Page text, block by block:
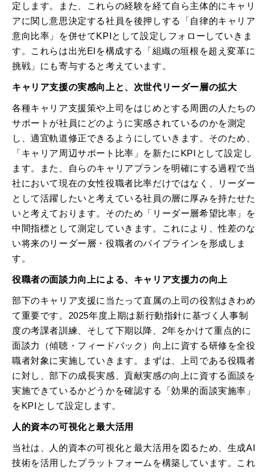
定します。また、これらの経験を経て自ら主体的にキャリ
アに関し意思決定する社員を後押しする「自律的キャリア
意向比率」を併せてKPIとして設定しフォローしていきま
す。これらは出光EIを構成する「組織の垣根を超え変革に
挑戦」にも寄与すると考えています。
キャリア支援の実感向上と、次世代リーダー層の拡大
各種キャリア支援策や上司をはじめとする周囲の人たちの
サポートが社員にどのように実感されているのかを測定
し、適宜軌道修正できるようにしていきます。そのため、
「キャリア周辺サポート比率」を新たにKPIとして設定し
ます。また、自らのキャリアプランを明確にする過程で当
社において現在の女性役職者比率だけではなく、リーダー
として活躍したいと考えている社員の層に厚みを持たせた
いと考えております。そのため「リーダー層希望比率」を
中間指標として測定していきます。これにより、性差のな
い将来のリーダー層・役職者のパイプラインを形成しま
す。
役職者の面談力向上による、キャリア支援力の向上
部下のキャリア支援に当たって直属の上司の役割はきわめ
て重要です。2025年度上期は新行動指針に基づく人事制
度の考課者訓練、そして下期以降、2年をかけて重点的に
面談力（傾聴・フィードバック）向上に資する研修を全役
職者対象に実施していきます。まずは、上司である役職者
に対し、部下の成長実感、貢献実感の向上に資する面談を
実施できているかどうかを確認する「効果的面談実施率」
をKPIとして設定します。
人的資本の可視化と最大活用
当社は、人的資本の可視化と最大活用を図るため、生成AI
技術を活用したプラットフォームを構築しています。これ